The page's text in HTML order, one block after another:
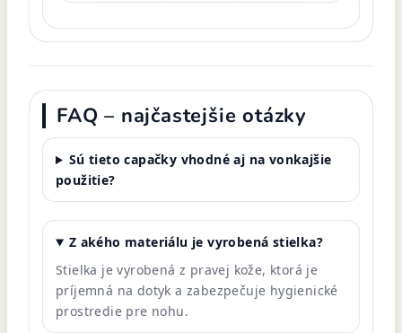
FAQ – najčastejšie otázky
Sú tieto capačky vhodné aj na vonkajšie
použitie?
Z akého materiálu je vyrobená stielka?
Stielka je vyrobená z pravej kože, ktorá je
príjemná na dotyk a zabezpečuje hygienické
prostredie pre nohu.